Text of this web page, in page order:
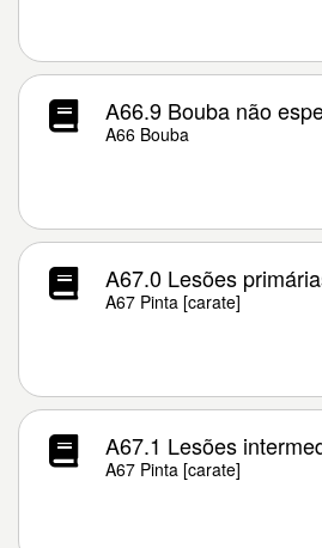
A66.9 Bouba não
A66 Bouba
A67.0 Lesões
A67 Pinta [carate]
A67.1 Lesões
A67 Pinta [carate]